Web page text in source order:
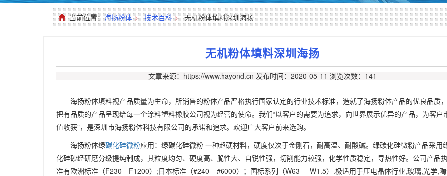
当前位置：海扬粉体 > 技术百科 > 无机粉体填料深圳海扬
无机粉体填料深圳海扬
文章来源：https://www.hayond.cn 发布时间：2020-05-11 浏览次数：141
海扬粉体填料视产品质量为生命，所销售的粉体产品严格执行国家认定的行业技术标准，造就了海扬粉体产品的优良品质
把有品质的产品呈现给每一个涂料塑料橡胶公司视为经营的使命。我们“以客户的需要为追求，向世界展示优异的产品，为客户
值收获”，是深圳市海扬粉体科技有限公司的承诺和追求。欢迎广大客户前来选购。
海扬粉体绿碳化硅微粉应用：绿碳化硅微粉 一种超硬材料，硬度仅次于金刚石，耐高温、耐酸碱。绿碳化硅微粉产品采用
化硅砂经研磨分级提纯制成，其粒度均匀、硬度高、脆性大、自锐性强，切削能力较强，化学性质稳定，导热性好。公司产品
准有欧洲标准（F230—F1200）;日本标准（#240---#6000）；国标系列（W63----W1.5）.极适用于压电晶体行业,玻璃,光学,